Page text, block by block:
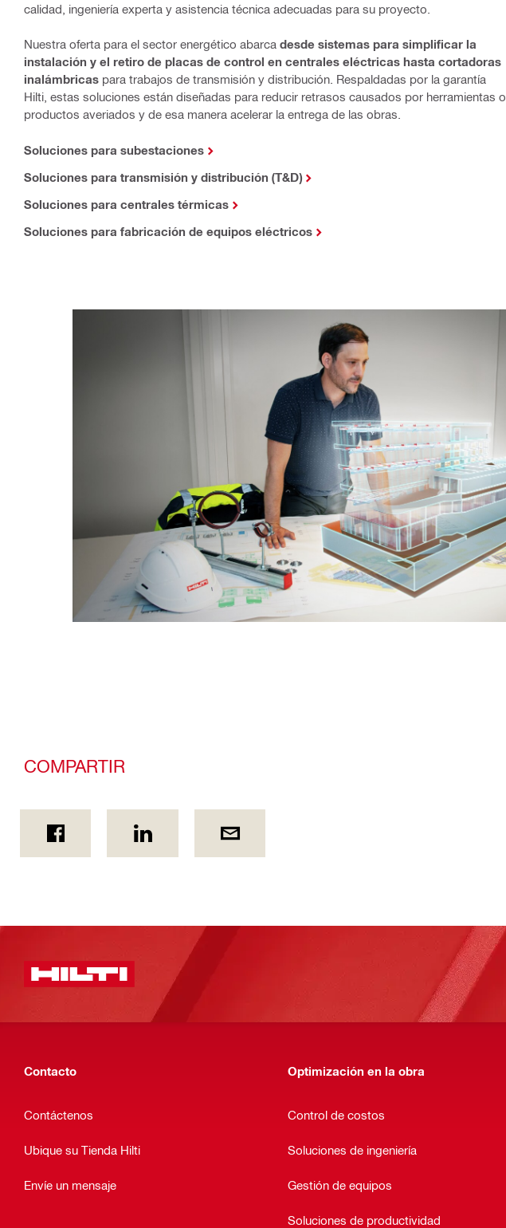
calidad, ingeniería experta y asistencia técnica adecuadas para su proyecto.
Nuestra oferta para el sector energético abarca desde sistemas para simplificar la
instalación y el retiro de placas de control en centrales eléctricas hasta cortadoras
inalámbricas para trabajos de transmisión y distribución. Respaldadas por la garantía
Hilti, estas soluciones están diseñadas para reducir retrasos causados por herramientas o
productos averiados y de esa manera acelerar la entrega de las obras.
Soluciones para subestaciones
Soluciones para transmisión y distribución (T&D)
Soluciones para centrales térmicas
Soluciones para fabricación de equipos eléctricos
COMPARTIR
Contacto
Contáctenos
Ubique su Tienda Hilti
Envíe un mensaje
Optimización en la obra
Control de costos
Soluciones de ingeniería
Gestión de equipos
Soluciones de productividad